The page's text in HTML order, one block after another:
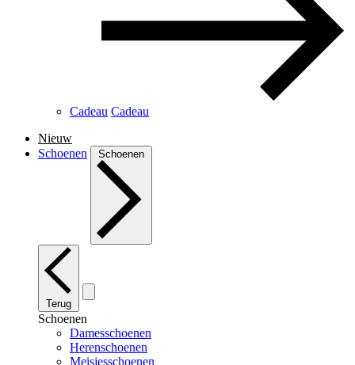
Cadeau Cadeau
Nieuw
Schoenen
Schoenen
Terug
Schoenen
Damesschoenen
Herenschoenen
Meisjesschoenen